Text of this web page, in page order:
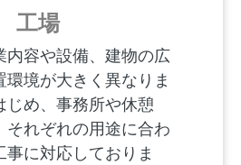
工場
内容や設備、建物の広
環境が大きく異なりま
じめ、事務所や休憩
それぞれの用途に合わ
に対応しておりま